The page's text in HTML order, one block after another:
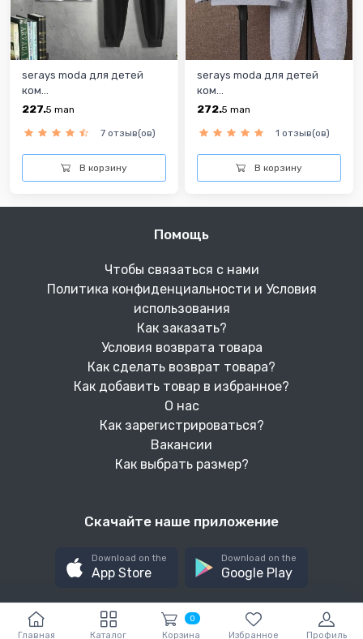
serays moda для детей
ком...
227.5 man
7 отзыв(ов)
В корзину
serays moda для детей
ком...
272.5 man
1 отзыв(ов)
В корзину
Главная Каталог
0
Корзина Избранное Профиль
Помощь
Чтобы связаться с нами
Политика конфиденциальности и Условия
использования
Как заказать?
Условия возврата товара
Как сделать возврат товара?
Как добавить товар в избранное?
О нас
Как зарегистрироваться?
Вакансии
Как выбрать размер?
Скачайте наше приложение
Download on the
App Store
Download on the
Google Play